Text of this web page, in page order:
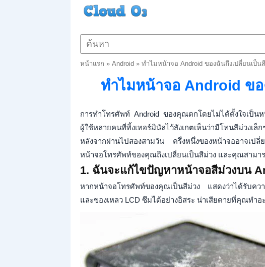
หน้าแรก » Android » ทำไมหน้าจอ Android ของฉันถึงเปลี่ยนเป็น
ทำไมหน้าจอ Android ข
การทำโทรศัพท์ Android ของคุณตกโดยไม่ได้ตั้งใจเป็น
ผู้ใช้หลายคนที่ทิ้งเทอร์มินัลไว้สังเกตเห็นว่ามีโทนสีม่ว
หลังจากผ่านไปสองสามวัน ครึ่งหนึ่งของหน้าจออาจเป
หน้าจอโทรศัพท์ของคุณถึงเปลี่ยนเป็นสีม่วง และคุณสามา
1. ฉันจะแก้ไขปัญหาหน้าจอสีม่วงบน
หากหน้าจอโทรศัพท์ของคุณเป็นสีม่วง แสดงว่าได้รับคว
และของเหลว LCD ซึมได้อย่างอิสระ น่าเสียดายที่คุณทำ